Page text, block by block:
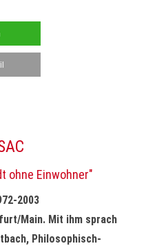
ohne Einwohner"
2003
Main. Mit ihm sprach
Philosophisch-